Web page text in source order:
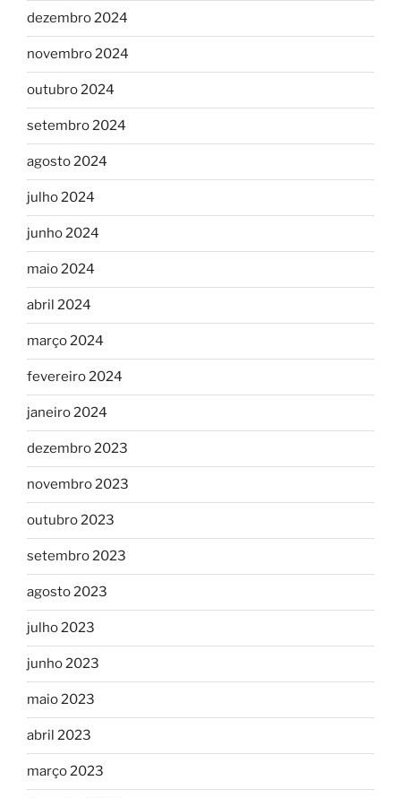
dezembro 2024
novembro 2024
outubro 2024
setembro 2024
agosto 2024
julho 2024
junho 2024
maio 2024
abril 2024
março 2024
fevereiro 2024
janeiro 2024
dezembro 2023
novembro 2023
outubro 2023
setembro 2023
agosto 2023
julho 2023
junho 2023
maio 2023
abril 2023
março 2023